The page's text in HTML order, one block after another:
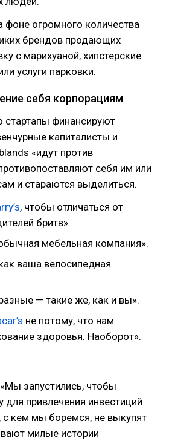
фоне огромного количества
брендов продающих
с марихуаной, хипстерские
услуги парковки.
себя корпорациям
стартапы финансируют
капиталисты и
«идут против
себя им или
и стараются выделиться.
, чтобы отличаться от
бритв».
мебельная компания».
ваша велосипедная
— такие же, как и вы».
не потому, что нам
здоровья. Наоборот».
запустились, чтобы
для привлечения инвестиций
с кем мы боремся, не выкупят
милые истории